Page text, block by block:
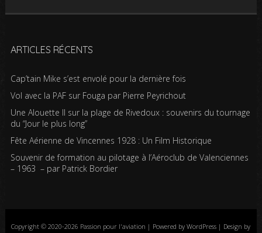
ARTICLES RÉCENTS
Cap’tain Mike s’est envolé pour la dernière fois
Vol avec la PAF sur Fouga par Pierre Peyrichout
Une Alouette II sur la plage de Rivedoux : souvenirs du tournage
du “Jour le plus long”
Fête Aérienne de Vincennes 1928 : Un Film Historique
Souvenir de formation au pilotage à l’Aéroclub de Valenciennes
– 1963 – par Patrick Bordier
Copyright © 2020-2026 Passion pour l'aviation | Powered by WordPress | Design by